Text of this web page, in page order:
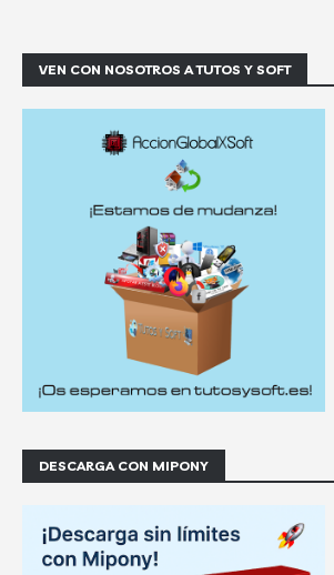
VEN CON NOSOTROS A TUTOS Y SOFT
DESCARGA CON MIPONY